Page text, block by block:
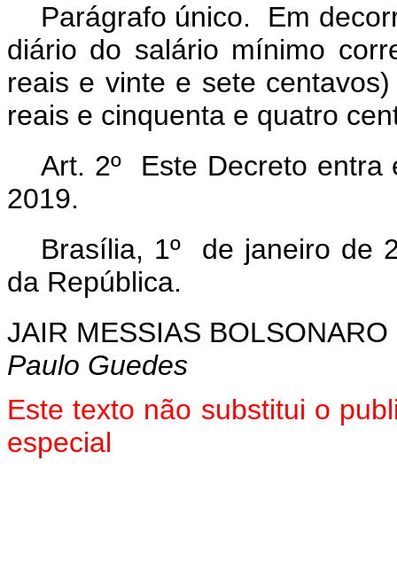
Parágrafo único. Em
diário do salário mínimo
reais e vinte e sete
reais e cinquenta e quatro
Art. 2º Este Decreto entra
2019.
Brasília, 1º de janeiro de
da República.
JAIR MESSIAS BOLSONARO
Paulo Guedes
Este texto não substitui o
especial